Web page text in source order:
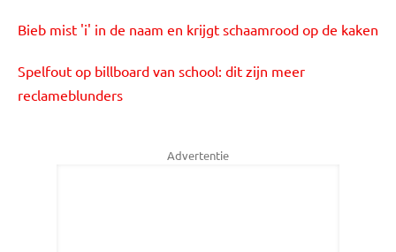
Bieb mist 'i' in de naam en krijgt schaamrood op de kaken
Spelfout op billboard van school: dit zijn meer
reclameblunders
Advertentie